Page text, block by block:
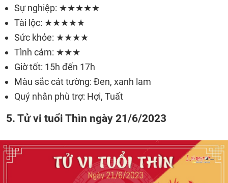
Sự nghiệp: ★★★★★
Tài lộc: ★★★★★
Sức khỏe: ★★★★
Tình cảm: ★★★
Giờ tốt: 15h đến 17h
Màu sắc cát tường: Đen, xanh lam
Quý nhân phù trợ: Hợi, Tuất
5. Tử vi tuổi Thìn ngày 21/6/2023